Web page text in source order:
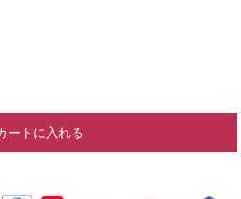
ートに入れる